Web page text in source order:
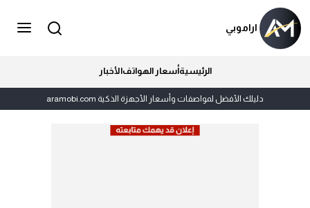
اراموبي
الرئيسيةأسعار الهواتفالأخبار
دليلك الأفضل لمواصفات وأسعار الأجهزة الذكية aramobi.com